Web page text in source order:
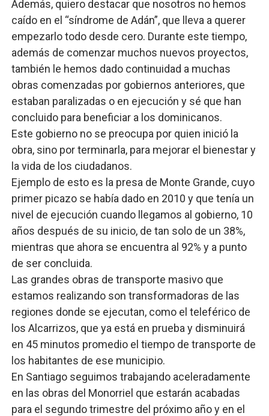
Además, quiero destacar que nosotros no hemos
caído en el “síndrome de Adán”, que lleva a querer
empezarlo todo desde cero. Durante este tiempo,
además de comenzar muchos nuevos proyectos,
también le hemos dado continuidad a muchas
obras comenzadas por gobiernos anteriores, que
estaban paralizadas o en ejecución y sé que han
concluido para beneficiar a los dominicanos.
Este gobierno no se preocupa por quien inició la
obra, sino por terminarla, para mejorar el bienestar y
la vida de los ciudadanos.
Ejemplo de esto es la presa de Monte Grande, cuyo
primer picazo se había dado en 2010 y que tenía un
nivel de ejecución cuando llegamos al gobierno, 10
años después de su inicio, de tan solo de un 38%,
mientras que ahora se encuentra al 92% y a punto
de ser concluida.
Las grandes obras de transporte masivo que
estamos realizando son transformadoras de las
regiones donde se ejecutan, como el teleférico de
los Alcarrizos, que ya está en prueba y disminuirá
en 45 minutos promedio el tiempo de transporte de
los habitantes de ese municipio.
En Santiago seguimos trabajando aceleradamente
en las obras del Monorriel que estarán acabadas
para el segundo trimestre del próximo año y en el